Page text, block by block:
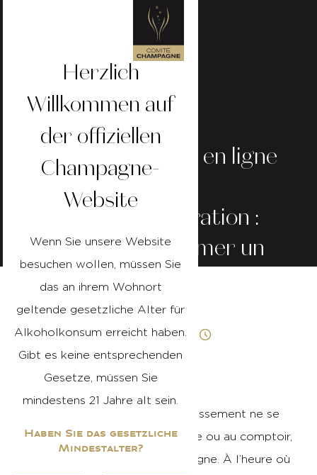
Herzlich
Willkommen auf
der offiziellen
Champagne-
Website
Wenn Sie unsere Website
besuchen wollen, müssen Sie
das an ihrem Wohnort
geltende gesetzliche Alter für
Alkoholkonsum erreicht haben.
Gibt es keine entsprechenden
Gesetze, müssen Sie
mindestens 21 Jahre alt sein.
Haben Sie das gesetzliche
Mindestalter?
Gérez critiques en ligne
l’hôtellerie-restauration :
commenttransformer un
avis négatifenopportunité
Veröffentlicht am 05/02/26
En 2026, la réputation d’un établissement ne se
construit plus uniquement à table ou au comptoir,
elle se joue aussi et surtout en ligne. À l’heure où